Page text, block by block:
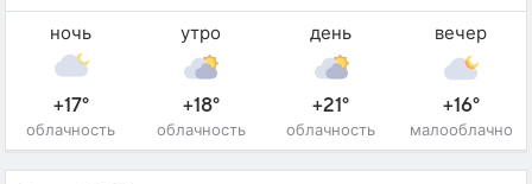
ночь
+17°
облачность
утро
+18°
облачность
день
+21°
облачность
вечер
+16°
малооблачно